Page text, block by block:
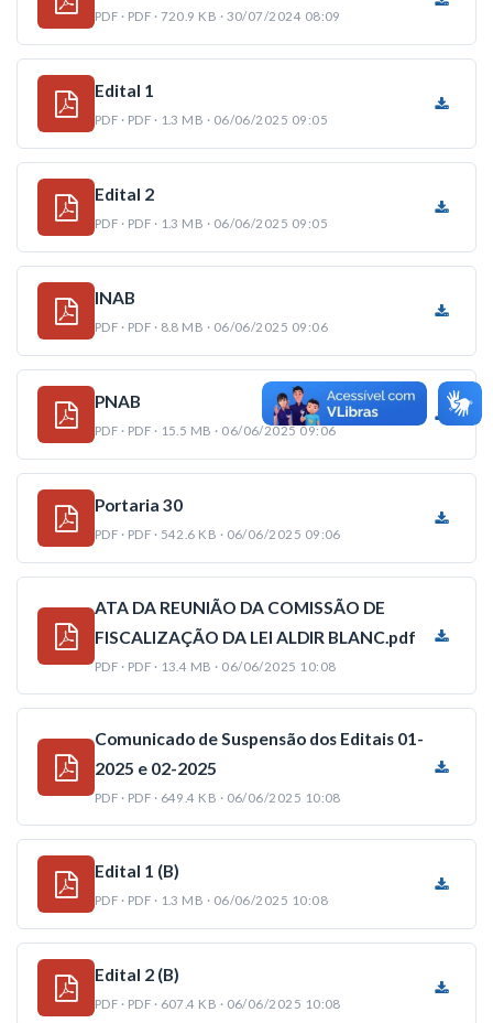
PDF · PDF · 720.9 KB · 30/07/2024 08:09
Edital 1
PDF · PDF · 1.3 MB · 06/06/2025 09:05
Edital 2
PDF · PDF · 1.3 MB · 06/06/2025 09:05
INAB
PDF · PDF · 8.8 MB · 06/06/2025 09:06
PNAB
PDF · PDF · 15.5 MB · 06/06/2025 09:06
Portaria 30
PDF · PDF · 542.6 KB · 06/06/2025 09:06
ATA DA REUNIÃO DA COMISSÃO DE
FISCALIZAÇÃO DA LEI ALDIR BLANC.pdf
PDF · PDF · 13.4 MB · 06/06/2025 10:08
Comunicado de Suspensão dos Editais 01-
2025 e 02-2025
PDF · PDF · 649.4 KB · 06/06/2025 10:08
Edital 1 (B)
PDF · PDF · 1.3 MB · 06/06/2025 10:08
Edital 2 (B)
PDF · PDF · 607.4 KB · 06/06/2025 10:08